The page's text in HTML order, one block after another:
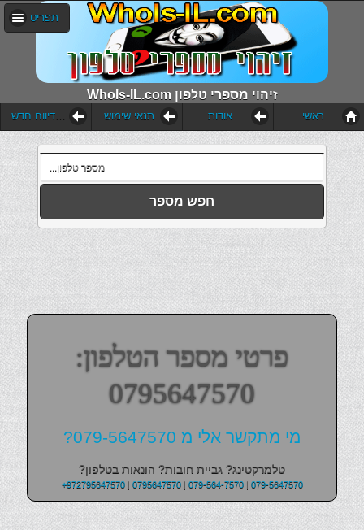
WhoIs-IL.com זיהוי מספרי טלפון
תפריט
הוסף דיווח חדש תנאי שימוש אודות ראשי
חפש מספר
פרטי מספר הטלפון:
0795647570
מי מתקשר אלי מ 079-5647570?
טלמרקטינג? גביית חובות? הונאות בטלפון?
+972795647570| 0795647570| 079-564-7570| 079-5647570